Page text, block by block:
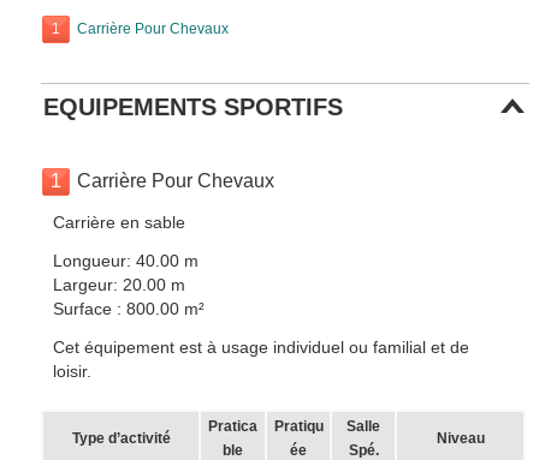
1 Carrière Pour Chevaux
EQUIPEMENTS SPORTIFS
1 Carrière Pour Chevaux
Carrière en sable
Longueur: 40.00 m
Largeur: 20.00 m
Surface : 800.00 m²
Cet équipement est à usage individuel ou familial et de
loisir.
Type d’activité
Pratica
ble
Pratiqu
ée
Salle
Spé.
Niveau